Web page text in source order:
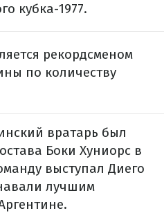
кубка-1977.
рекордсменом
по количеству
вратарь был
Боки Хуниорс в
выступал Диего
лучшим